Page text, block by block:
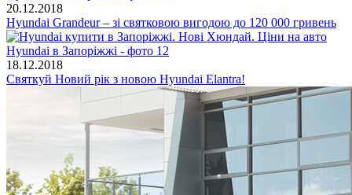
20.12.2018
Hyundai Grandeur – зі святковою вигодою до 120 000 гривень
18.12.2018
Святкуй Новий рік з новою Hyundai Elantra!